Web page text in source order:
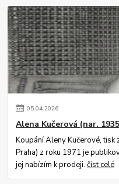
05.04.2026
Alena Kučerová (nar.
Koupání Aleny Kučerové, tisk
Praha) z roku 1971 je
jej nabízím k prodeji.číst celé